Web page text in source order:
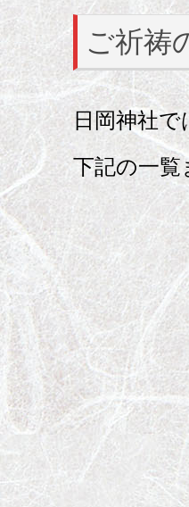
ご祈祷
日岡神社
下記の一覧